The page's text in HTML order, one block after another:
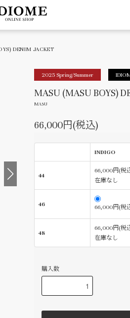
DENIM JACKET
2025 Spring/Summer
MASU (MASU BOYS)
MASU
66,000円(税込)
INDIGO
44
66,000円(税
在庫なし
46 66,000円(税
48
66,000円(税
在庫なし
購入数